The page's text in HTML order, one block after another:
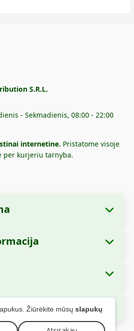
Žiūrėkite mūsų slapukų
S.R.L.
- Sekmadienis, 08:00 - 22:00
internetine. Pristatome visoje
per kurjeriu tarnyba.
Voda nr. 97, Sector 4,
Rumunija